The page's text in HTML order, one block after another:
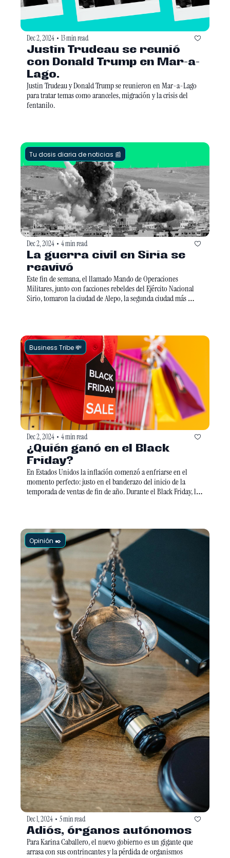
Dec 2, 2024 • 13 min read
Justin Trudeau se reunió
con Donald Trump en Mar-a-
Justin Trudeau y Donald Trump se reunieron en Mar-a-Lago
para tratar temas como aranceles, migración y la crisis del
fentanilo.
Tu dosis diaria de noticias 📰
Dec 2, 2024 • 4 min read
La guerra civil en Siria se
reavivó
Este fin de semana, el llamado Mando de Operaciones
Militares, junto con facciones rebeldes del Ejército Nacional
Sirio, tomaron la ciudad de Alepo, la segunda ciudad más
Business Tribe 💸
Dec 2, 2024 • 4 min read
¿Quién ganó en el Black
Friday?
En Estados Unidos la inflación comenzó a enfriarse en el
momento perfecto: justo en el banderazo del inicio de la
temporada de ventas de fin de año. Durante el Black Friday, los
Opinión ✒️
Dec 1, 2024 • 5 min read
Adiós, órganos autónomos
Para Karina Caballero, el nuevo gobierno es un gigante que
arrasa con sus contrincantes y la pérdida de organismos